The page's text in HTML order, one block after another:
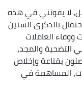
لا يفوتني في هذه
بالذكرى الستين
العاملات
والمجد،
بقناعة وإخلاص
المساهمة في